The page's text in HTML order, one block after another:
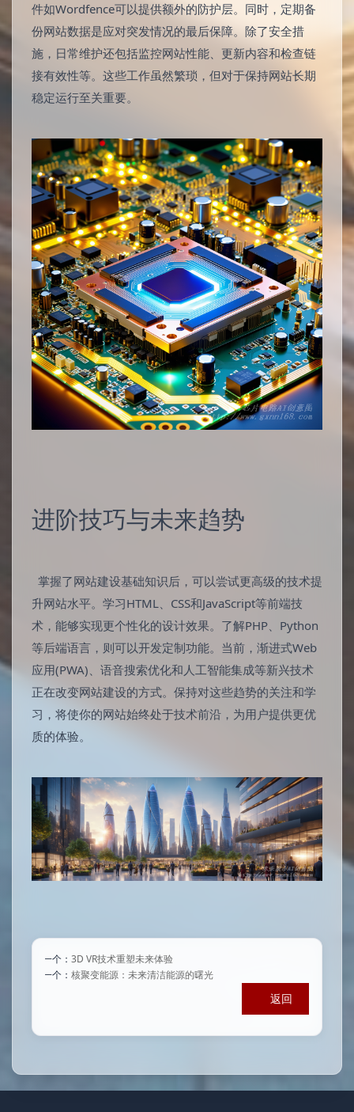
件如Wordfence可以提供额外的防护层。同时，定期备
份网站数据是应对突发情况的最后保障。除了安全措
施，日常维护还包括监控网站性能、更新内容和检查链
接有效性等。这些工作虽然繁琐，但对于保持网站长期
稳定运行至关重要。
进阶技巧与未来趋势
掌握了网站建设基础知识后，可以尝试更高级的技术提
升网站水平。学习HTML、CSS和JavaScript等前端技
术，能够实现更个性化的设计效果。了解PHP、Python
等后端语言，则可以开发定制功能。当前，渐进式Web
应用(PWA)、语音搜索优化和人工智能集成等新兴技术
正在改变网站建设的方式。保持对这些趋势的关注和学
习，将使你的网站始终处于技术前沿，为用户提供更优
质的体验。
上一个： 3D VR技术重塑未来体验
下一个： 核聚变能源：未来清洁能源的曙光
返回